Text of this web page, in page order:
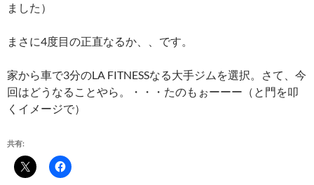
ました）
まさに4度目の正直なるか、、です。
家から車で3分のLA FITNESSなる大手ジムを選択。さて、今
回はどうなることやら。・・・たのもぉーーー（と門を叩
くイメージで）
共有: